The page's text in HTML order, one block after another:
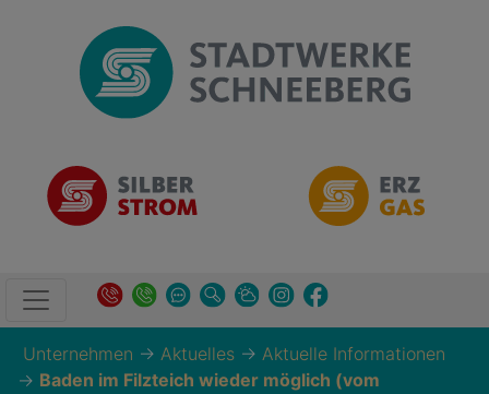
Unternehmen → Aktuelles → Aktuelle Informationen
→ Baden im Filzteich wieder möglich (vom